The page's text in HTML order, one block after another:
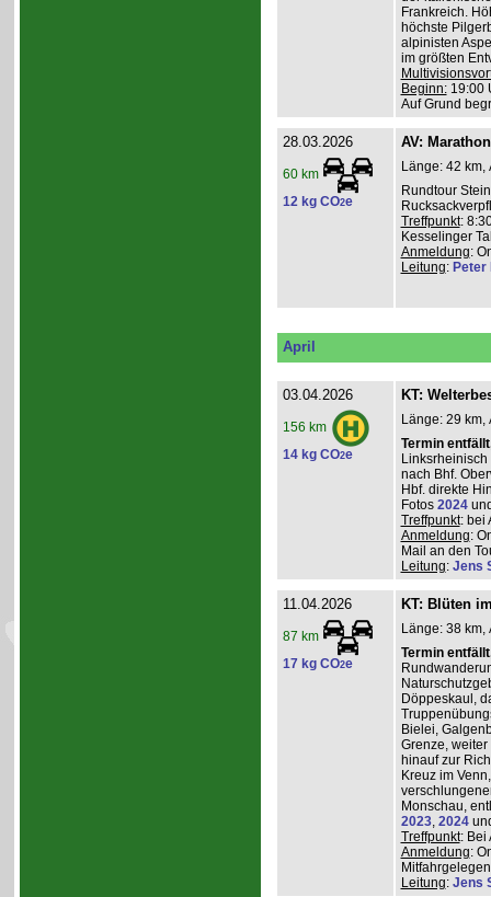
Frankreich.
höchste
alpinisten
im größten
Beginn:19:00
Auf Grund
28.03.2026
60 km
12 kg CO2e
AV:
Länge: 42 km,
Rundtour
Treffpunkt:
Kesselinger
Anmeldung:
Leitung: Peter
April
03.04.2026
156 km
14 kg CO2e
KT:
Länge: 29 km,
Termin
nach Bhf.
Hbf. direkte
Fotos 2024
Treffpunkt: bei
Anmeldung:
Mail an den
Leitung: Jens
11.04.2026
87 km
17 kg CO2e
KT: Blüten
Länge: 38 km,
Termin
Döppeskaul,
Bielei,
Grenze,
hinauf zur
Kreuz im
Monschau,
2023, 2024
Treffpunkt: Bei
Anmeldung:
Leitung: Jens